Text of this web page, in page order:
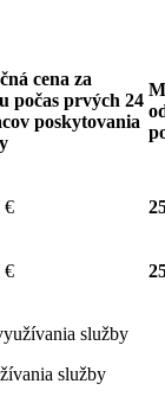
cena za
počas prvých 24
poskytovania
€
€
služby
služby